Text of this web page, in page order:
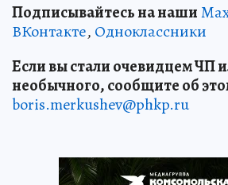
Подписывайтесь на наши
ВКонтакте, Одноклассники
Если вы стали очевидцем ЧП
необычного, сообщите об
boris.merkushev@phkp.ru